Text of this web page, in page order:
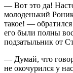
— Вот это да!
молоденький
такое! —
его были полны
подзатыльник от
— Думай, что
не окочурился у